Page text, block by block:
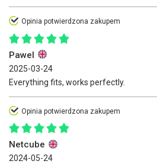
Opinia potwierdzona zakupem
Pawel
2025-03-24
Everything fits, works perfectly.
Opinia potwierdzona zakupem
Netcube
2024-05-24